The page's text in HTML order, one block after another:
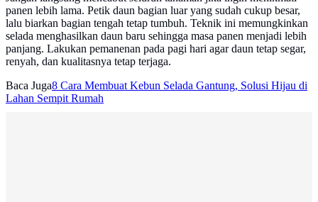
panen lebih lama. Petik daun bagian luar yang sudah cukup besar,
lalu biarkan bagian tengah tetap tumbuh. Teknik ini memungkinkan
selada menghasilkan daun baru sehingga masa panen menjadi lebih
panjang. Lakukan pemanenan pada pagi hari agar daun tetap segar,
renyah, dan kualitasnya tetap terjaga.
Baca Juga8 Cara Membuat Kebun Selada Gantung, Solusi Hijau di
Lahan Sempit Rumah